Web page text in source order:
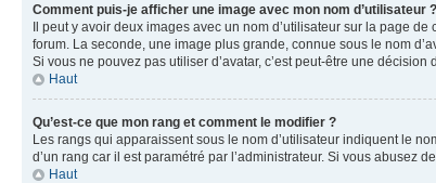
Comment puis-je afficher une image avec mon nom d’utilisateur ?
Il peut y avoir deux images avec un nom d’utilisateur sur la page
forum. La seconde, une image plus grande, connue sous le nom
Si vous ne pouvez pas utiliser d’avatar, c’est peut-être une
Haut
Qu’est-ce que mon rang et comment le modifier ?
Les rangs qui apparaissent sous le nom d’utilisateur indiquent le
d’un rang car il est paramétré par l’administrateur. Si vous abusez
Haut